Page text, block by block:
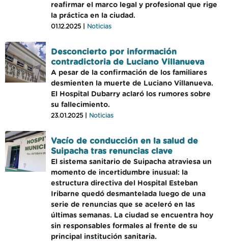
reafirmar el marco legal y profesional que rige
la práctica en la ciudad.
01.12.2025 | Noticias
Desconcierto por información
contradictoria de Luciano Villanueva
A pesar de la confirmación de los familiares
desmienten la muerte de Luciano Villanueva.
El Hospital Dubarry aclaró los rumores sobre
su fallecimiento.
23.01.2025 | Noticias
Vacío de conducción en la salud de
Suipacha tras renuncias clave
El sistema sanitario de Suipacha atraviesa un
momento de incertidumbre inusual: la
estructura directiva del Hospital Esteban
Iribarne quedó desmantelada luego de una
serie de renuncias que se aceleró en las
últimas semanas. La ciudad se encuentra hoy
sin responsables formales al frente de su
principal institución sanitaria.